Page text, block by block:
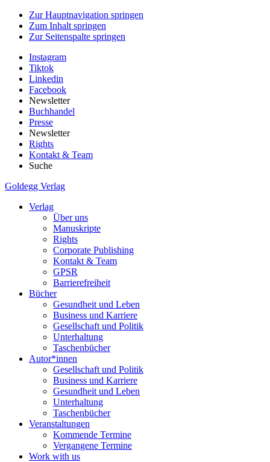
Zur Hauptnavigation springen
Zum Inhalt springen
Zur Seitenspalte springen
Instagram
Tiktok
Linkedin
Facebook
Newsletter
Buchhandel
Presse
Newsletter
Rights
Kontakt & Team
Suche
Goldegg Verlag
Verlag
Über uns
Manuskripte
Rights
Corporate Publishing
Kontakt & Team
GPSR
Barrierefreiheit
Bücher
Gesundheit und Leben
Business und Karriere
Gesellschaft und Politik
Unterhaltung
Taschenbücher
Autor*innen
Gesellschaft und Politik
Business und Karriere
Gesundheit und Leben
Unterhaltung
Taschenbücher
Veranstaltungen
Kommende Termine
Vergangene Termine
Work with us